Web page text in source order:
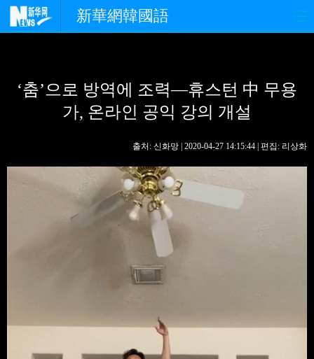
新華網韓國語
경제 사회 포토
중한교류 핫 TV 문화
생생 중국어
‘춤’으로 방역에 조력—휴스턴 中 무용
가, 온라인 공익 강의 개설
출처: 신화망 | 2020-04-27 14:15:44 | 편집: 리상화